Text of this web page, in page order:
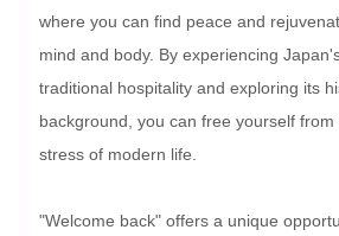
where you can find peace and
mind and body. By experiencing
traditional hospitality and exploring its
background, you can free yourself from
stress of modern life.
"Welcome back" offers a unique